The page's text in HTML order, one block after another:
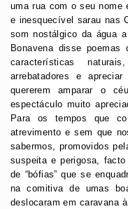
uma rua com o seu nome
e inesquecível sarau nas
som nostálgico da água
Bonavena disse
características
arrebatadores e
quererem amparar o
espectáculo muito
Para os tempos que
atrevimento e sem que
sabermos, promovidos
suspeita e perigosa, facto
de “bófias” que se
na comitiva de umas
deslocaram em caravana